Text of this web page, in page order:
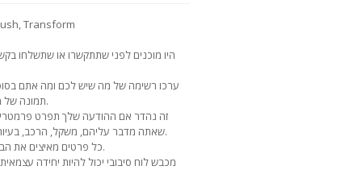
היו מוכנים לפני שתתקשרו או שתשלחו
ערכו רשימה של מה שיש לכם ומה אתם
תמונה של מוצרים דומים, הדמיה כזו תעזור לך להבין.
זה נהדר אם ההודעה שלך תפרט
שאתה מדבר עליהם, משקל, הרכב, בעיות ידועות וחסרונות של מוצרים או חומרים.
כל פרטים מאיצים את הבנת וקבלת ההמלצה שלנו בבחירת הציוד.
מכבש לוח סיבובי יכול להיות יחידה